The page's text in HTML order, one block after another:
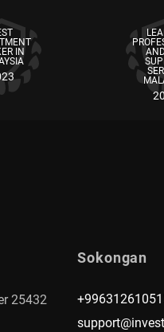
IN
25432
Sokongan